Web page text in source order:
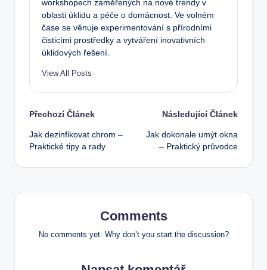
workshopech zaměřených na nové trendy v
oblasti úklidu a péče o domácnost. Ve volném
čase se věnuje experimentování s přírodními
čisticími prostředky a vytváření inovativních
úklidových řešení.
View All Posts
Post
navigation
Přechozí Článek
Jak dezinfikovat chrom –
Praktické tipy a rady
Následující Článek
Jak dokonale umýt okna
– Praktický průvodce
Comments
No comments yet. Why don’t you start the discussion?